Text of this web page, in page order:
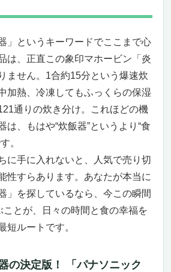
」というキーワードでここまで心
は、正直この象印マホービン「炎
ません。1合約15分という爆速炊
加熱、冷凍してもふっくらの保湿
通りの炊き分け。これほどの機
は、もはや“炊飯器”というより“食
。
に手に入れないと、人気で売り切
性すらあります。あなたが本当に
」を探しているなら、今この瞬間
ことが、日々の時間と食の幸福を
短ルートです。
の決定版！ 「パナソニック